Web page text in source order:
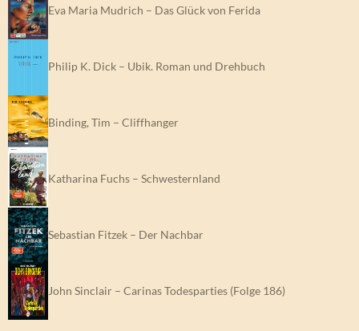
Eva Maria Mudrich – Das Glück von Ferida
Philip K. Dick – Ubik. Roman und Drehbuch
Binding, Tim – Cliffhanger
Katharina Fuchs – Schwesternland
Sebastian Fitzek – Der Nachbar
John Sinclair – Carinas Todesparties (Folge 186)